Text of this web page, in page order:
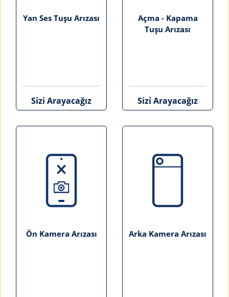
Yan Ses Tuşu Arızası
Sizi Arayacağız
Açma - Kapama
Tuşu Arızası
Sizi Arayacağız
Ön Kamera Arızası Arka Kamera Arızası